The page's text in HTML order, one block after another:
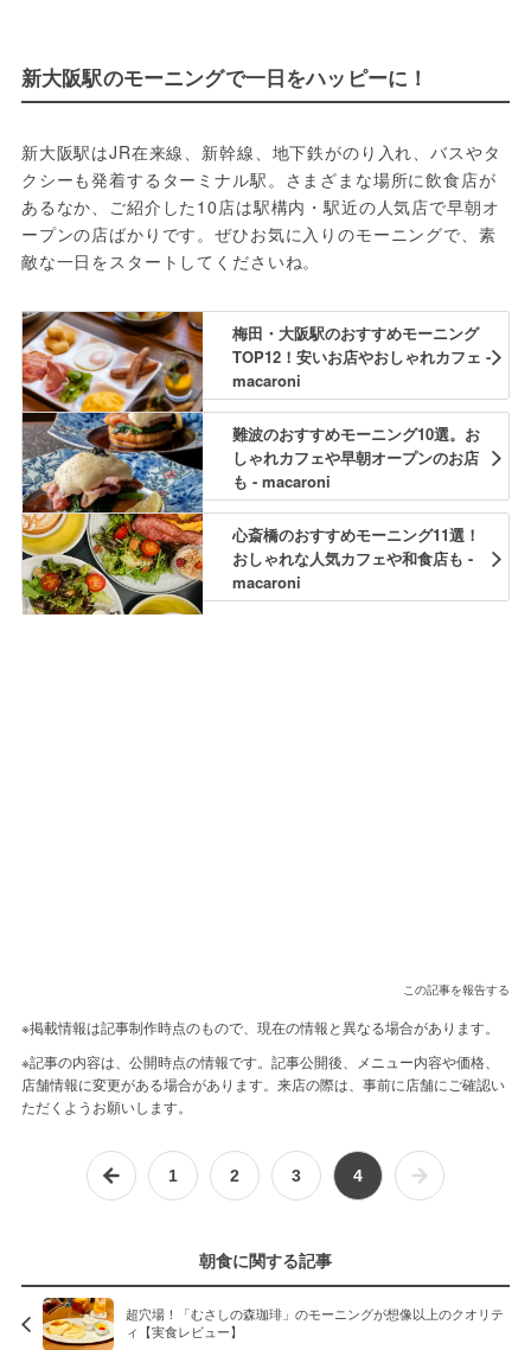
新大阪駅のモーニングで一日をハッピーに！
新大阪駅はJR在来線、新幹線、地下鉄がのり入れ、バスやタ
クシーも発着するターミナル駅。さまざまな場所に飲食店が
あるなか、ご紹介した10店は駅構内・駅近の人気店で早朝オ
ープンの店ばかりです。ぜひお気に入りのモーニングで、素
敵な一日をスタートしてくださいね。
梅田・大阪駅のおすすめモーニング
TOP12！安いお店やおしゃれカフェ -
macaroni
難波のおすすめモーニング10選。お
しゃれカフェや早朝オープンのお店
も - macaroni
心斎橋のおすすめモーニング11選！
おしゃれな人気カフェや和食店も -
macaroni
この記事を報告する
※掲載情報は記事制作時点のもので、現在の情報と異なる場合があります。
※記事の内容は、公開時点の情報です。記事公開後、メニュー内容や価格、
店舗情報に変更がある場合があります。来店の際は、事前に店舗にご確認い
ただくようお願いします。
1 2 3 4
朝食に関する記事
超穴場！「むさしの森珈琲」のモーニングが想像以上のクオリテ
ィ【実食レビュー】